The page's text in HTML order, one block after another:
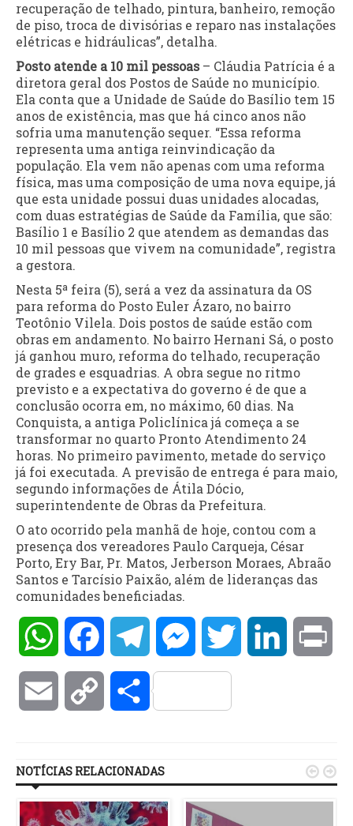
recuperação de telhado, pintura, banheiro, remoção
de piso, troca de divisórias e reparo nas instalações
elétricas e hidráulicas”, detalha.
Posto atende a 10 mil pessoas – Cláudia Patrícia é a
diretora geral dos Postos de Saúde no município.
Ela conta que a Unidade de Saúde do Basílio tem 15
anos de existência, mas que há cinco anos não
sofria uma manutenção sequer. “Essa reforma
representa uma antiga reinvindicação da
população. Ela vem não apenas com uma reforma
física, mas uma composição de uma nova equipe, já
que esta unidade possui duas unidades alocadas,
com duas estratégias de Saúde da Família, que são:
Basílio 1 e Basílio 2 que atendem as demandas das
10 mil pessoas que vivem na comunidade”, registra
a gestora.
Nesta 5ª feira (5), será a vez da assinatura da OS
para reforma do Posto Euler Ázaro, no bairro
Teotônio Vilela. Dois postos de saúde estão com
obras em andamento. No bairro Hernani Sá, o posto
já ganhou muro, reforma do telhado, recuperação
de grades e esquadrias. A obra segue no ritmo
previsto e a expectativa do governo é de que a
conclusão ocorra em, no máximo, 60 dias. Na
Conquista, a antiga Policlínica já começa a se
transformar no quarto Pronto Atendimento 24
horas. No primeiro pavimento, metade do serviço
já foi executada. A previsão de entrega é para maio,
segundo informações de Átila Dócio,
superintendente de Obras da Prefeitura.
O ato ocorrido pela manhã de hoje, contou com a
presença dos vereadores Paulo Carqueja, César
Porto, Ery Bar, Pr. Matos, Jerberson Moraes, Abraão
Santos e Tarcísio Paixão, além de lideranças das
comunidades beneficiadas.
WhatsAppFacebookTelegramMessengerTwitter LinkedIn
Email Copy Compartilhar
NOTÍCIAS RELACIONADAS  